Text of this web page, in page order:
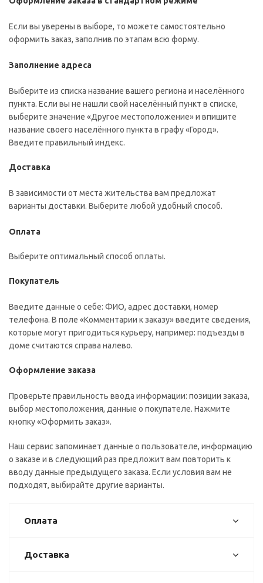
Если вы уверены в выборе, то можете самостоятельно
оформить заказ, заполнив по этапам всю форму.
Заполнение адреса
Выберите из списка название вашего региона и населённого
пункта. Если вы не нашли свой населённый пункт в списке,
выберите значение «Другое местоположение» и впишите
название своего населённого пункта в графу «Город».
Введите правильный индекс.
Доставка
В зависимости от места жительства вам предложат
варианты доставки. Выберите любой удобный способ.
Оплата
Выберите оптимальный способ оплаты.
Покупатель
Введите данные о себе: ФИО, адрес доставки, номер
телефона. В поле «Комментарии к заказу» введите сведения,
которые могут пригодиться курьеру, например: подъезды в
доме считаются справа налево.
Оформление заказа
Проверьте правильность ввода информации: позиции заказа,
выбор местоположения, данные о покупателе. Нажмите
кнопку «Оформить заказ».
Наш сервис запоминает данные о пользователе, информацию
о заказе и в следующий раз предложит вам повторить к
вводу данные предыдущего заказа. Если условия вам не
подходят, выбирайте другие варианты.
Оплата
Доставка